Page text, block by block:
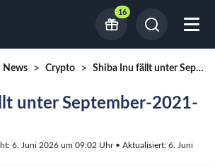
16
News Crypto Shiba Inu fällt unter September-2021-Tief
unter September-2021-
6. Juni 2026 um 09:02 Uhr • Aktualisiert: 6. Juni